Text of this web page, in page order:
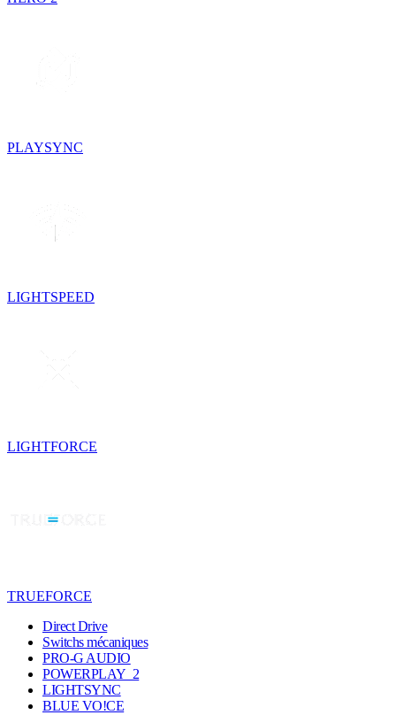
PLAYSYNC
LIGHTSPEED
LIGHTFORCE
TRUEFORCE
Direct Drive
Switchs mécaniques
PRO-G AUDIO
POWERPLAY 2
LIGHTSYNC
BLUE VO!CE